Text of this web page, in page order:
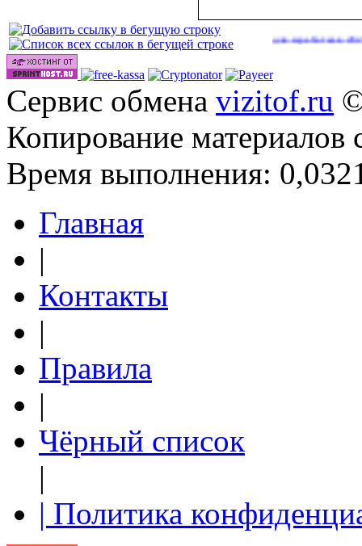
Сайты для заработка в 2026 году
Сервис обмена vizitof.ru
Копирование материалов
Время выполнения:
Главная
|
Контакты
|
Правила
|
Чёрный список
|
| Политика